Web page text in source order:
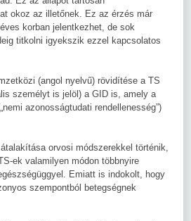
okoz az illetőnek. Ez az érzés már
korban jelentkezhet, de sok
titkolni igyekszik ezzel kapcsolatos
(angol nyelvű) rövidítése a TS
személyt is jelöl) a GID is, amely a
azonosságtudati rendellenesség”)
orvosi módszerekkel történik,
ek valamilyen módon többnyire
Emiatt is indokolt, hogy
szempontból betegségnek